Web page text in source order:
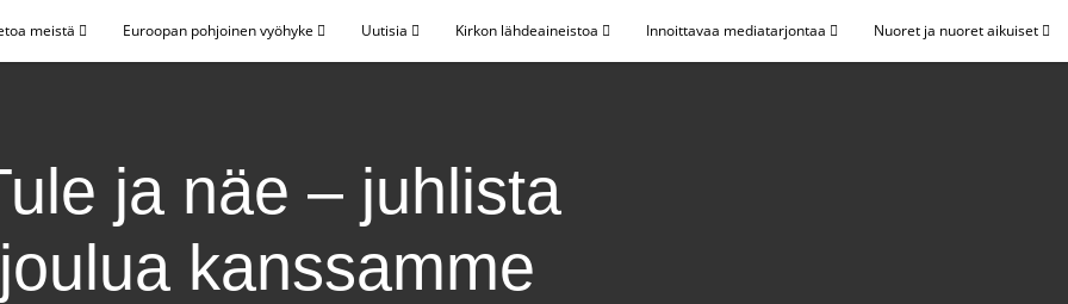
meistä Euroopan pohjoinen vyöhyke Uutisia Kirkon lähdeaineistoa Innoittavaa mediatarjontaa Nuoret ja nuoret aikuiset
ja näe – juhlista
joulua kanssamme